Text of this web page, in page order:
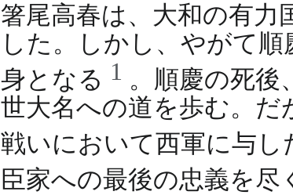
箸尾高春は、大和の有力
した。しかし、やがて
身となる 1 。順慶の死後
世大名への道を歩む。
戦いにおいて西軍に与
臣家への最後の忠義を